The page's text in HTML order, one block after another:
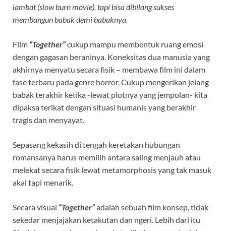
lambat (slow burn movie), tapi bisa dibilang sukses
membangun babak demi babaknya.
Film “Together”cukup mampu membentuk ruang emosi
dengan gagasan beraninya. Koneksitas dua manusia yang
akhirnya menyatu secara fisik – membawa film ini dalam
fase terbaru pada genre horror. Cukup mengerikan jelang
babak terakhir ketika -lewat plotnya yang jempolan- kita
dipaksa terikat dengan situasi humanis yang berakhir
tragis dan menyayat.
Sepasang kekasih di tengah keretakan hubungan
romansanya harus memilih antara saling menjauh atau
melekat secara fisik lewat metamorphosis yang tak masuk
akal tapi menarik.
Secara visual “Together”adalah sebuah film konsep, tidak
sekedar menjajakan ketakutan dan ngeri. Lebih dari itu